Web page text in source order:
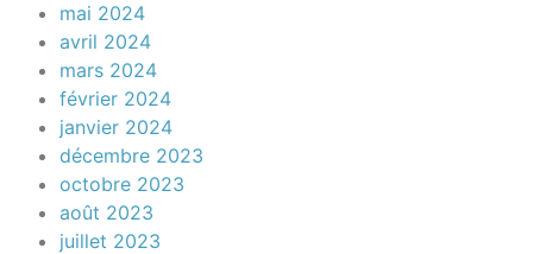
mai 2024
avril 2024
mars 2024
février 2024
janvier 2024
décembre 2023
octobre 2023
août 2023
juillet 2023